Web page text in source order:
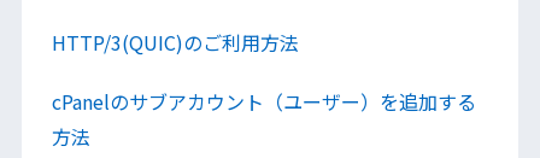
HTTP/3(QUIC)のご利用方法
cPanelのサブアカウント（ユーザー）を追加する
方法